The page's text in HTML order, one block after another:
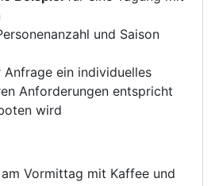
und Saison
Anfrage ein individuelles
Anforderungen entspricht
wird
Vormittag mit Kaffee und